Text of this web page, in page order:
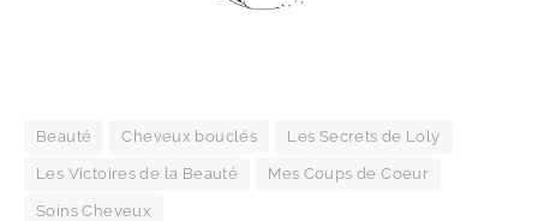
Beauté Cheveux bouclés Les Secrets de Loly
Les Victoires de la Beauté Mes Coups de Coeur
Soins Cheveux